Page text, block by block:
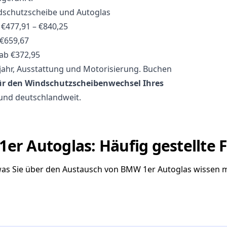
und Autoglas
€477,91 – €840,25
€372,95
Ausstattung und Motorisierung. Buchen
den Windschutzscheibenwechsel Ihres
deutschlandweit.
Autoglas: Häufig gestellte
Sie über den Austausch von BMW 1er Autoglas wissen